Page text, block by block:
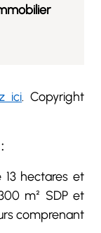
ici. Copyright
13 hectares et
m² SDP et
comprenant